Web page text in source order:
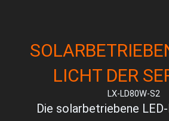
LICHT DER
LX-LD80W-S2
Die solarbetriebene